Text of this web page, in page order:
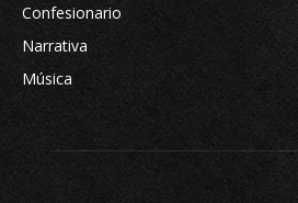
Confesionario
Narrativa
Música